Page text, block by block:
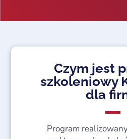
Czym jest
szkoleniowy
dla
Program